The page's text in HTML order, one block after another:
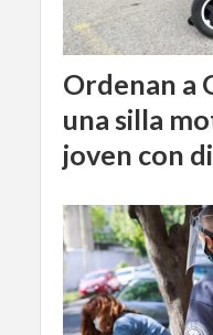
Ordenan a
una silla
joven con